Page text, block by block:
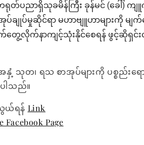
ရုတ်ပညာရှိသုခမိန်ကြီး ခုန်မင် (ခေါ်) က
ပ်ချုပ်မှုဆိုင်ရာ မဟာဗျူဟာများကို မျ
လက်တွေ့လိုက်နာကျင့်သုံးနိုင်စေရန် ဖွင့်ဆိုရှင်
နှံ့ သုတ၊ ရသ စာအုပ်များကို ပစ္စည်းရေ
ပါသည်။
ယ်ရန် Link
Facebook Page